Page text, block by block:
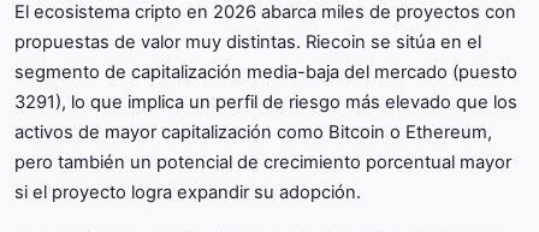
El ecosistema cripto en 2026 abarca miles de proyectos con
propuestas de valor muy distintas. Riecoin se sitúa en el
segmento de capitalización media-baja del mercado (puesto
3291), lo que implica un perfil de riesgo más elevado que los
activos de mayor capitalización como Bitcoin o Ethereum,
pero también un potencial de crecimiento porcentual mayor
si el proyecto logra expandir su adopción.